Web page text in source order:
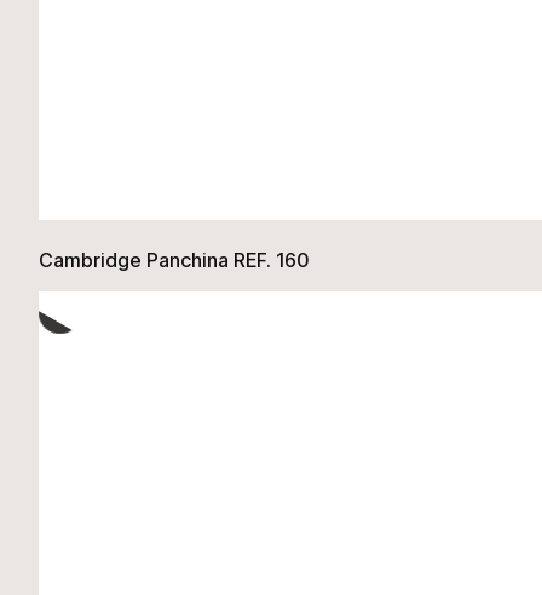
Cambridge Panchina REF. 160